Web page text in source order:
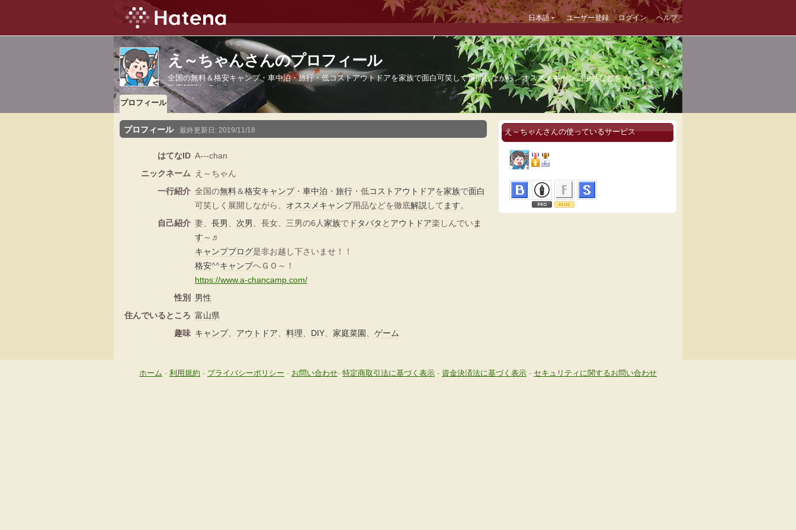
日本語 ユーザー登録 ログイン ヘルプ
え～ちゃんさんのプロフィール
全国の無料＆格安キャンプ・車中泊・旅行・低コストアウトドアを家族で面白可笑しく展開しながら、オススメキャンプ用品などを
徹底解説してます。
プロフィール
プロフィール 最終更新日: 2019/11/18
はてなID A---chan
ニックネーム え～ちゃん
一行紹介 全国の無料＆格安キャンプ・ 車中泊 ・ 旅行 ・低コスト アウトドアを家族で面白
可笑しく展開しながら、 オススメキャンプ用品などを徹底解説して ます。
自己紹介 妻、 長男、 次男、長女、三男の6人家族で ドタバタ と アウトドア楽しんでいま
す ～♬
キャンプブログ是非お越し下さいませ！！
格安^^キャンプへＧＯ～！
https://www.a-chancamp.com/
性別
男性
住んでいるところ 富山県
趣味 キャンプ、 アウトドア、 料理、 DIY、 家庭菜園、 ゲーム
え～ちゃんさんの使っているサービス
ホーム - 利用規約 - プライバシーポリシー - お問い合わせ- 特定商取引法に基づく表示 - 資金決済法に基づく表示 - セキュリティに関するお問い合わせ